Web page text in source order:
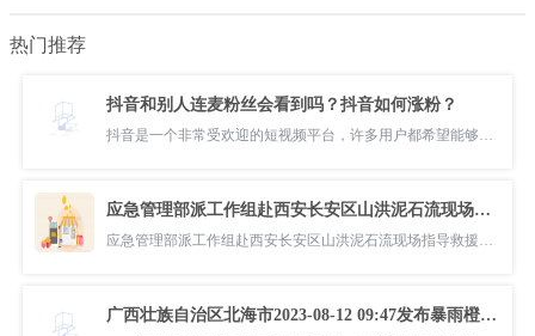
热门推荐
抖音和别人连麦粉丝会看到吗？抖音如何涨粉？
抖音是一个非常受欢迎的短视频平台，许多用户都希望能够与其他用户进行
应急管理部派工作组赴西安长安区山洪泥石流现场指导救援处置
应急管理部派工作组赴西安长安区山洪泥石流现场指导救援处置-郑州日报-
广西壮族自治区北海市2023-08-12 09:47发布暴雨橙色预警